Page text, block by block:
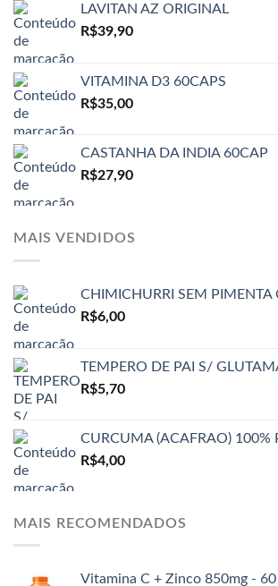
LAVITAN AZ ORIGINAL
R$39,90
VITAMINA D3 60CAPS
R$35,00
CASTANHA DA INDIA 60CAP
R$27,90
MAIS VENDIDOS
CHIMICHURRI SEM PIMENTA
R$6,00
TEMPERO DE PAI S/
R$5,70
CURCUMA (ACAFRAO) 100%
R$4,00
MAIS RECOMENDADOS
Vitamina C + Zinco 850mg - 60